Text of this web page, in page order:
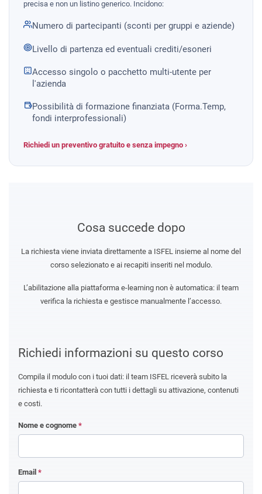
precisa e non un listino generico. Incidono:
Numero di partecipanti (sconti per gruppi e aziende)
Livello di partenza ed eventuali crediti/esoneri
Accesso singolo o pacchetto multi-utente per
l'azienda
Possibilità di formazione finanziata (Forma.Temp,
fondi interprofessionali)
Richiedi un preventivo gratuito e senza impegno ›
Richiedi informazioni su questo corso
Compila il modulo con i tuoi dati: il team ISFEL riceverà subito la
richiesta e ti ricontatterà con tutti i dettagli su attivazione, contenuti
e costi.
Nome e cognome *
Email *
Cosa succede dopo
La richiesta viene inviata direttamente a ISFEL insieme al nome del
corso selezionato e ai recapiti inseriti nel modulo.
L’abilitazione alla piattaforma e-learning non è automatica: il team
verifica la richiesta e gestisce manualmente l’accesso.